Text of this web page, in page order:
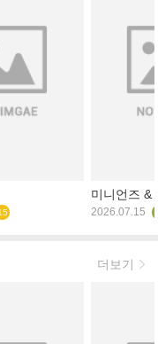
미니언즈 &
2026.07.15
더보기